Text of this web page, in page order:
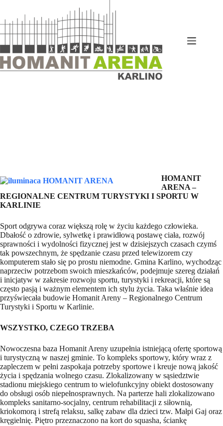
treści
HOMANIT
ARENA –
REGIONALNE CENTRUM TURYSTYKI I SPORTU W
KARLINIE
Sport odgrywa coraz większą rolę w życiu każdego człowieka.
Dbałość o zdrowie, sylwetkę i prawidłową postawę ciała, rozwój
sprawności i wydolności fizycznej jest w dzisiejszych czasach czymś
tak powszechnym, że spędzanie czasu przed telewizorem czy
komputerem stało się po prostu niemodne. Gmina Karlino, wychodząc
naprzeciw potrzebom swoich mieszkańców, podejmuje szereg działań
i inicjatyw w zakresie rozwoju sportu, turystyki i rekreacji, które są
często pasją i ważnym elementem ich stylu życia. Taka właśnie idea
przyświecała budowie Homanit Areny – Regionalnego Centrum
Turystyki i Sportu w Karlinie.
WSZYSTKO, CZEGO TRZEBA
Nowoczesna baza Homanit Areny uzupełnia istniejącą ofertę sportową
i turystyczną w naszej gminie. To kompleks sportowy, który wraz z
zapleczem w pełni zaspokaja potrzeby sportowe i kreuje nową jakość
życia i spędzania wolnego czasu. Zlokalizowany w sąsiedztwie
stadionu miejskiego centrum to wielofunkcyjny obiekt dostosowany
do obsługi osób niepełnosprawnych. Na parterze hali zlokalizowano
kompleks sanitarno-socjalny, centrum rehabilitacji z siłownią,
kriokomorą i strefą relaksu, salkę zabaw dla dzieci tzw. Małpi Gaj oraz
kręgielnię. Piętro przeznaczono na kort do squasha, ściankę